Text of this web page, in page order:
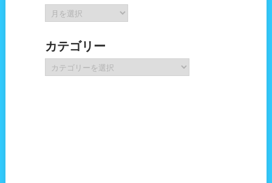
ー
イ
ブ
カテゴリー
テ